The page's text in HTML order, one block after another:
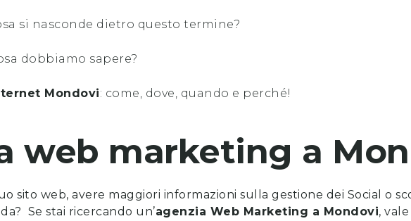
si nasconde dietro questo termine?
dobbiamo sapere?
Mondovi: come, dove, quando e perché!
web marketing a
sito web, avere maggiori informazioni sulla gestione dei Social o
Se stai ricercando un’agenzia Web Marketing a Mondovi,